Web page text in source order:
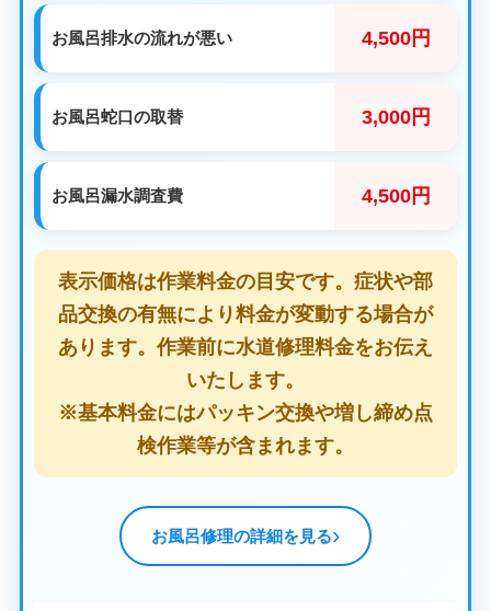
お風呂排水の流れが悪い 4,500円
お風呂蛇口の取替 3,000円
お風呂漏水調査費 4,500円
表示価格は作業料金の目安です。症状や部
品交換の有無により料金が変動する場合が
あります。作業前に水道修理料金をお伝え
いたします。
※基本料金にはパッキン交換や増し締め点
検作業等が含まれます。
お風呂修理の詳細を見る